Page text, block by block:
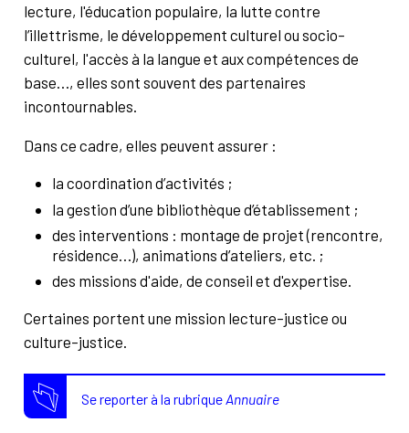
lecture, l'éducation populaire, la lutte contre
l’illettrisme, le développement culturel ou socio-
culturel, l'accès à la langue et aux compétences de
base…, elles sont souvent des partenaires
incontournables.
Dans ce cadre, elles peuvent assurer :
la coordination d’activités ;
la gestion d’une bibliothèque d’établissement ;
des interventions : montage de projet (rencontre,
résidence…), animations d’ateliers, etc. ;
des missions d'aide, de conseil et d'expertise.
Certaines portent une mission lecture-justice ou
culture-justice.
Se reporter à la rubrique Annuaire